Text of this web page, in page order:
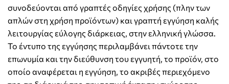
συνοδεύονται από γραπτές οδηγίες χρήσης (πλην των
απλών στη χρήση προϊόντων) και γραπτή εγγύηση καλής
λειτουργίας εύλογης διάρκειας, στην ελληνική γλώσσα.
Το έντυπο της εγγύησης περιλαμβάνει πάντοτε την
επωνυμία και την διεύθυνση του εγγυητή, το προϊόν, στο
οποίο αναφέρεται η εγγύηση, το ακριβές περιεχόμενο